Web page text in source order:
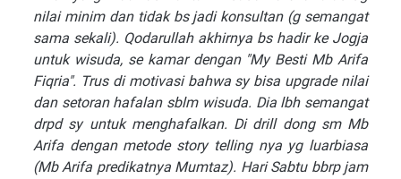
nilai minim dan tidak bs jadi konsultan (g semangat
sama sekali). Qodarullah akhirnya bs hadir ke Jogja
untuk wisuda, se kamar dengan "My Besti Mb Arifa
Fiqria". Trus di motivasi bahwa sy bisa upgrade nilai
dan setoran hafalan sblm wisuda. Dia lbh semangat
drpd sy untuk menghafalkan. Di drill dong sm Mb
Arifa dengan metode story telling nya yg luarbiasa
(Mb Arifa predikatnya Mumtaz). Hari Sabtu bbrp jam